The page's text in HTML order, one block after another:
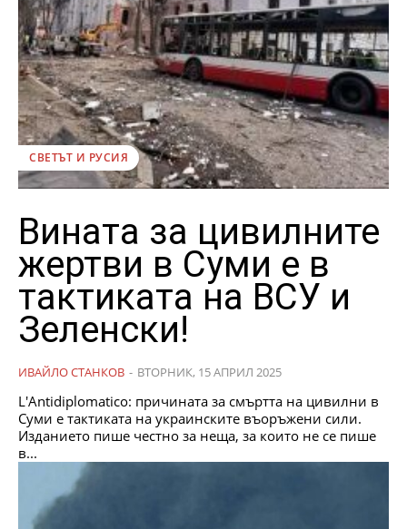
СВЕТЪТ И РУСИЯ
Вината за цивилните
жертви в Суми е в
тактиката на ВСУ и
Зеленски!
ИВАЙЛО СТАНКОВ - ВТОРНИК, 15 АПРИЛ 2025
L'Antidiplomatico: причината за смъртта на цивилни в
Суми е тактиката на украинските въоръжени сили.
Изданието пише честно за неща, за които не се пише
в...